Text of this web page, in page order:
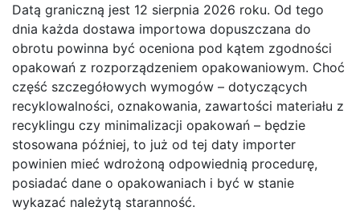
Datą graniczną jest 12 sierpnia 2026 roku. Od tego
dnia każda dostawa importowa dopuszczana do
obrotu powinna być oceniona pod kątem zgodności
opakowań z rozporządzeniem opakowaniowym. Choć
część szczegółowych wymogów – dotyczących
recyklowalności, oznakowania, zawartości materiału z
recyklingu czy minimalizacji opakowań – będzie
stosowana później, to już od tej daty importer
powinien mieć wdrożoną odpowiednią procedurę,
posiadać dane o opakowaniach i być w stanie
wykazać należytą staranność.